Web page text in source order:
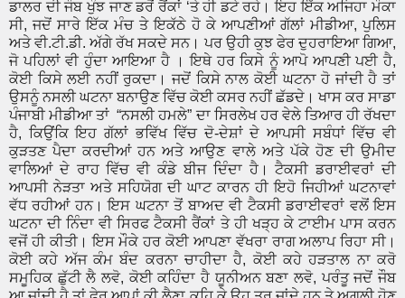
ਡਾਲਰ ਦੀ ਜੌਬ ਖੁੰਝ ਜਾਣ ਡਰੋਂ ਰੈਂਕਾਂ ‘ਤੇ ਹੀ ਡਟੇ ਰਹੇ। ਇਹ ਇੱਕ ਅਜਿਹਾ ਮੌਕਾ
ਸੀ, ਜਦੋਂ ਸਾਰੇ ਇੱਕ ਮੰਚ ਤੇ ਇਕੱਠੇ ਹੋ ਕੇ ਆਪਣੀਆਂ ਗੱਲਾਂ ਮੀਡੀਆ, ਪੁਲਿਸ
ਅਤੇ ਵੀ.ਟੀ.ਡੀ. ਅੱਗੇ ਰੱਖ ਸਕਦੇ ਸਨ। ਪਰ ਉਹੀ ਕੁਝ ਫੇਰ ਦੁਹਰਾਇਆ ਗਿਆ,
ਜੋ ਪਹਿਲਾਂ ਵੀ ਹੁੰਦਾ ਆਇਆ ਹੈ । ਇਥੇ ਹਰ ਕਿਸੇ ਨੂੰ ਆਪੋ ਆਪਣੀ ਪਈ ਹੈ,
ਕੋਈ ਕਿਸੇ ਲਈ ਨਹੀਂ ਰੁਕਦਾ। ਜਦੋਂ ਕਿਸੇ ਨਾਲ ਕੋਈ ਘਟਨਾ ਹੋ ਜਾਂਦੀ ਹੈ ਤਾਂ
ਉਸਨੂੰ ਨਸਲੀ ਘਟਨਾ ਬਨਾਉਣ ਵਿੱਚ ਕੋਈ ਕਸਰ ਨਹੀਂ ਛੱਡਦੇ। ਖਾਸ ਕਰ ਸਾਡਾ
ਪੰਜਾਬੀ ਮੀਡੀਆ ਤਾਂ “ਨਸਲੀ ਹਮਲੇ” ਦਾ ਸਿਰਲੇਖ ਹਰ ਵੇਲੇ ਤਿਆਰ ਹੀ ਰੱਖਦਾ
ਹੈ, ਕਿਉਂਕਿ ਇਹ ਗੱਲਾਂ ਭਵਿੱਖ ਵਿੱਚ ਦੋ-ਦੇਸ਼ਾਂ ਦੇ ਆਪਸੀ ਸਬੰਧਾਂ ਵਿੱਚ ਵੀ
ਕੁੜਤਣ ਪੈਦਾ ਕਰਦੀਆਂ ਹਨ ਅਤੇ ਆਉਣ ਵਾਲੇ ਅਤੇ ਪੱਕੇ ਹੋਣ ਦੀ ਉਮੀਦ
ਵਾਲਿਆਂ ਦੇ ਰਾਹ ਵਿੱਚ ਵੀ ਕੰਡੇ ਬੀਜ ਦਿੰਦਾ ਹੈ। ਟੈਕਸੀ ਡਰਾਈਵਰਾਂ ਦੀ
ਆਪਸੀ ਨੇੜਤਾ ਅਤੇ ਸਹਿਯੋਗ ਦੀ ਘਾਟ ਕਾਰਨ ਹੀ ਇਹੋ ਜਿਹੀਆਂ ਘਟਨਾਵਾਂ
ਵੱਧ ਰਹੀਆਂ ਹਨ। ਇਸ ਘਟਨਾ ਤੋਂ ਬਾਅਦ ਵੀ ਟੈਕਸੀ ਡਰਾਈਵਰਾਂ ਵਲੋਂ ਇਸ
ਘਟਨਾ ਦੀ ਨਿੰਦਾ ਵੀ ਸਿਰਫ ਟੈਕਸੀ ਰੈਂਕਾਂ ਤੇ ਹੀ ਖੜ੍ਹ ਕੇ ਟਾਈਮ ਪਾਸ ਕਰਨ
ਵਜੋਂ ਹੀ ਕੀਤੀ। ਇਸ ਮੌਕੇ ਹਰ ਕੋਈ ਆਪਣਾ ਵੱਖਰਾ ਰਾਗ ਅਲਾਪ ਰਿਹਾ ਸੀ।
ਕੋਈ ਕਹੇ ਅੱਜ ਕੰਮ ਬੰਦ ਕਰਨਾ ਚਾਹੀਦਾ ਹੈ, ਕੋਈ ਕਹੇ ਹੜਤਾਲ ਨਾ ਕਰੋ
ਸਮੂਹਿਕ ਛੁੱਟੀ ਲੈ ਲਵੋ, ਕੋਈ ਕਹਿੰਦਾ ਹੈ ਯੂਨੀਅਨ ਬਣਾ ਲਵੋ, ਪਰੰਤੂ ਜਦੋਂ ਜੌਬ